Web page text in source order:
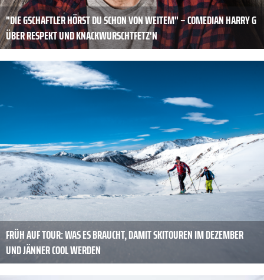
"DIE GSCHAFTLER HÖRST DU SCHON VON WEITEM" – COMEDIAN HARRY G
ÜBER RESPEKT UND KNACKWURSCHTFETZ'N
FRÜH AUF TOUR: WAS ES BRAUCHT, DAMIT SKITOUREN IM DEZEMBER
UND JÄNNER COOL WERDEN